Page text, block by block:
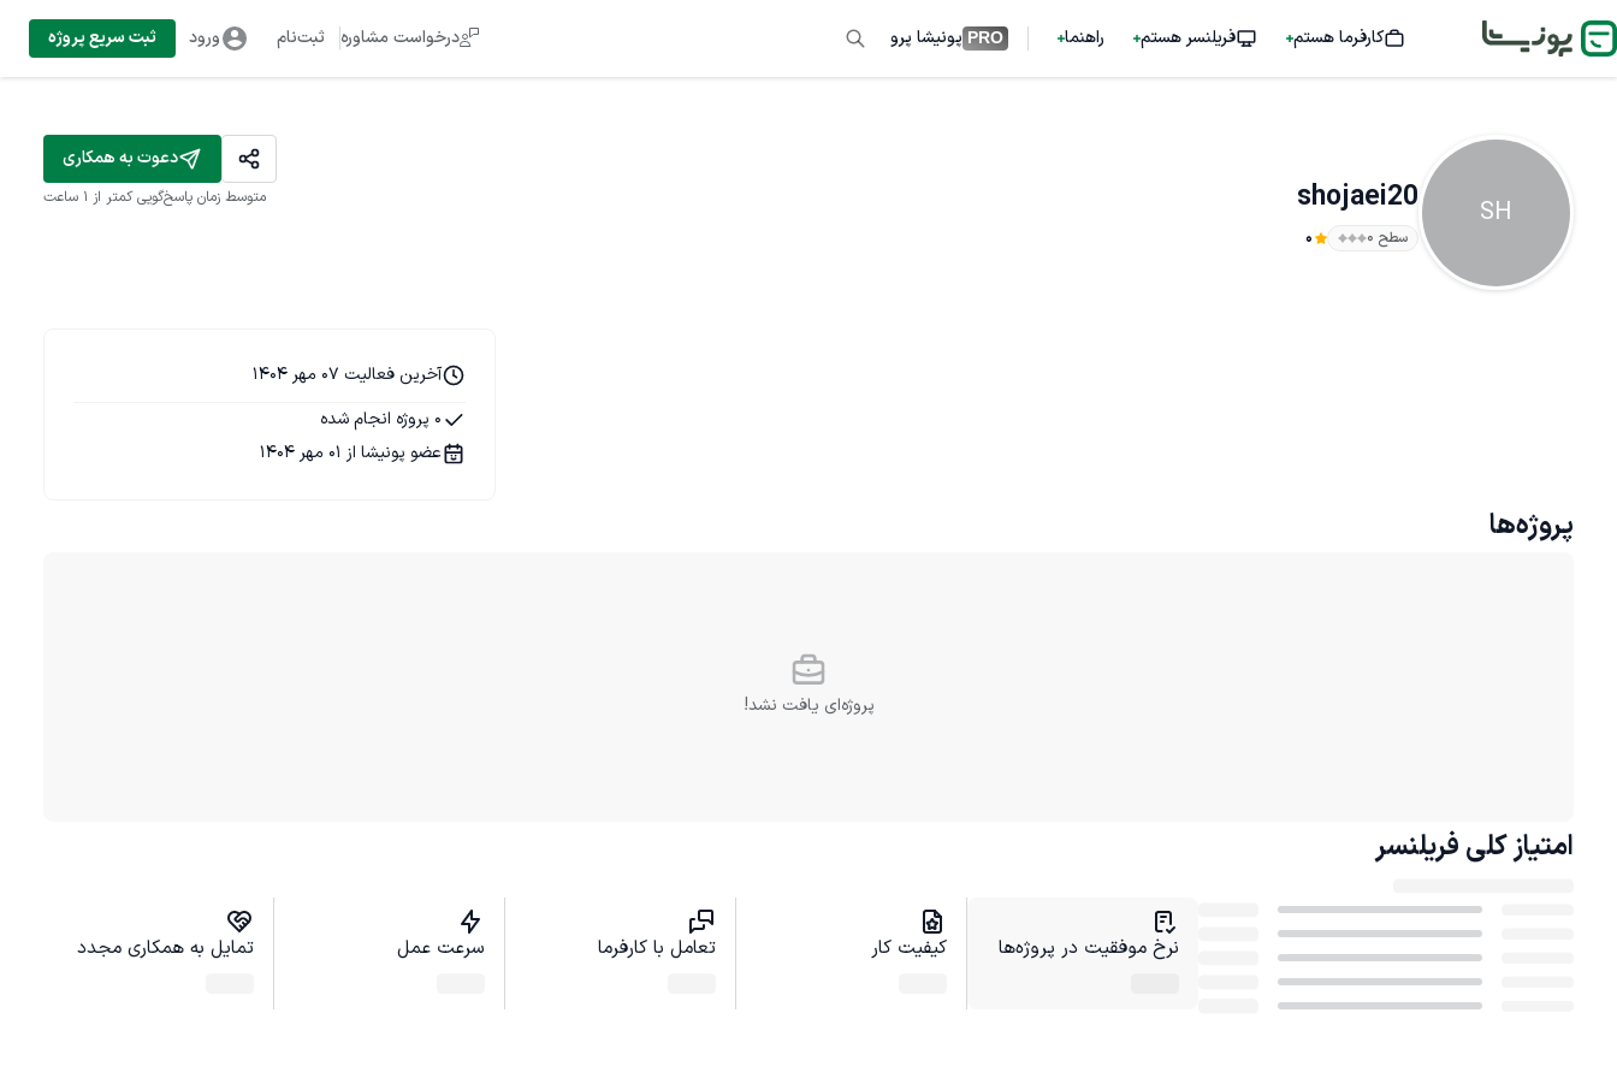
کارفرما هستم فریلنسر هستم راهنما PRO پونیشا پرو درخواست مشاوره ثبت‌نام ورود ثبت سریع پروژه
SH
shojaei20
سطح ۰ 0
دعوت به همکاری
متوسط زمان پاسخ‌گویی کمتر از 1 ساعت
آخرین فعالیت 07 مهر 1404
0 پروژه انجام شده
عضو پونیشا از 01 مهر 1404
پروژه‌ها
پروژه‌ای یافت نشد!
امتیاز کلی فریلنسر
نرخ موفقیت در پروژه‌ها کیفیت کار تعامل با کارفرما سرعت عمل تمایل به همکاری مجدد